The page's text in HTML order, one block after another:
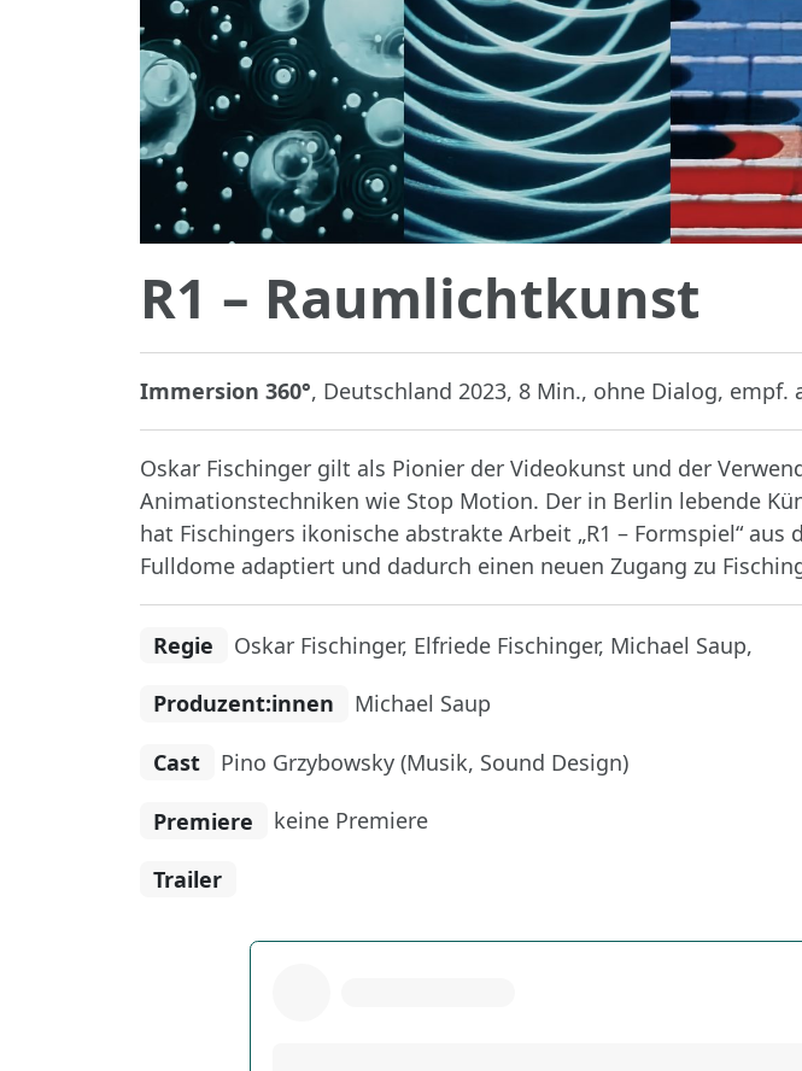
R1 – Raumlichtkunst
Immersion 360°, Deutschland 2023, 8 Min., ohne Dialog, empf.
Oskar Fischinger gilt als Pionier der Videokunst und der
Animationstechniken wie Stop Motion. Der in Berlin lebende
hat Fischingers ikonische abstrakte Arbeit „R1 – Formspiel“ aus
Fulldome adaptiert und dadurch einen neuen Zugang zu
Regie Oskar Fischinger, Elfriede Fischinger, Michael Saup,
Produzent:innen Michael Saup
Cast Pino Grzybowsky (Musik, Sound Design)
Premiere keine Premiere
Trailer